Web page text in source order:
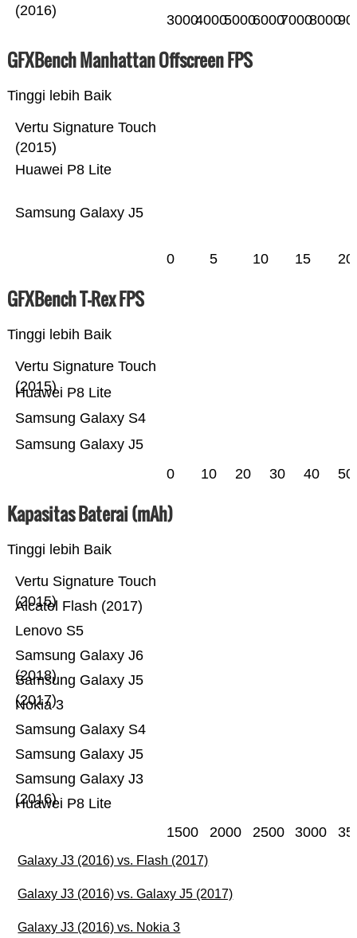
(2016)
300040005000600070008000
GFXBench Manhattan Offscreen FPS
Tinggi lebih Baik
Samsung Galaxy J5
Huawei P8 Lite
Vertu Signature Touch
(2015)
0 5 10 15 20
GFXBench T-Rex FPS
Tinggi lebih Baik
Samsung Galaxy J5
Samsung Galaxy S4
Huawei P8 Lite
Vertu Signature Touch
(2015)
0 10 20 30 40 50
Kapasitas Baterai (mAh)
Tinggi lebih Baik
Huawei P8 Lite
Samsung Galaxy J3
(2016)
Samsung Galaxy J5
Samsung Galaxy S4
Nokia 3
Samsung Galaxy J5
(2017)
Samsung Galaxy J6
(2018)
Lenovo S5
Alcatel Flash (2017)
Vertu Signature Touch
(2015)
1500 2000 2500 3000
Galaxy J3 (2016) vs. Flash (2017)
Galaxy J3 (2016) vs. Galaxy J5 (2017)
Galaxy J3 (2016) vs. Nokia 3